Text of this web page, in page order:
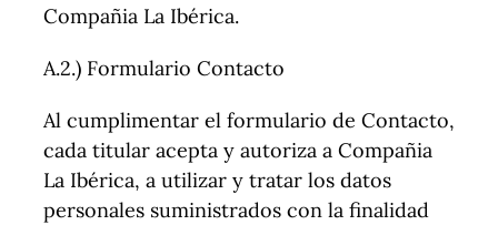
Compañia La Ibérica.
A.2.) Formulario Contacto
Al cumplimentar el formulario de Contacto,
cada titular acepta y autoriza a Compañia
La Ibérica, a utilizar y tratar los datos
personales suministrados con la finalidad